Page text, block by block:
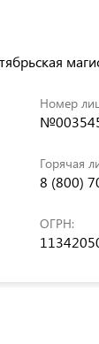
Номер
Горячая
8 (800)
ОГРН: